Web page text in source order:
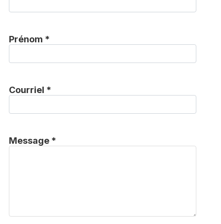
Prénom *
Courriel *
Message *